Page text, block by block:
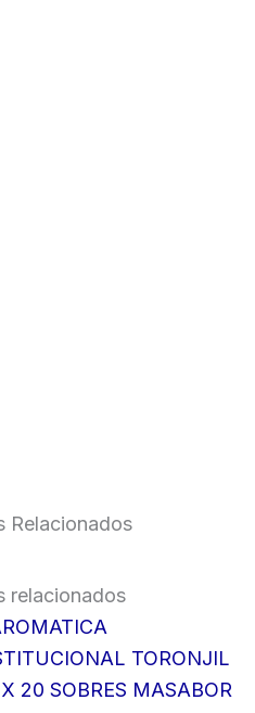
Relacionados
relacionados